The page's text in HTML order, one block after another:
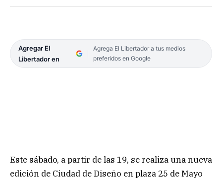
Agregar El
Libertador en
Agrega El Libertador a tus medios
preferidos en Google
Este sábado, a partir de las 19, se realiza una nueva
edición de Ciudad de Diseño en plaza 25 de Mayo